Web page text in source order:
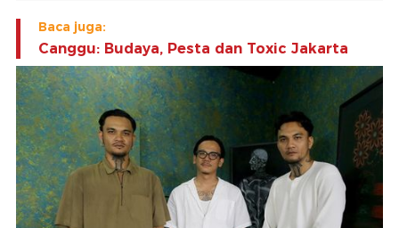
Baca juga:
Canggu: Budaya, Pesta dan Toxic Jakarta